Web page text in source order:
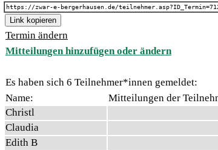
https://zwar-e-bergerhausen.de/
Link kopieren
Termin ändern
Mitteilungen hinzufügen oder ändern
Es haben sich 6 Teilnehmer*innen gemeldet:
Name:
Mitteilungen der
Christl
Claudia
Edith B